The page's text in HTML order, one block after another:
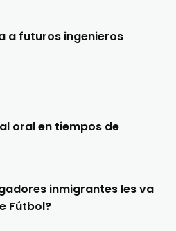
a futuros ingenieros
oral en tiempos de
inmigrantes les va
Fútbol?